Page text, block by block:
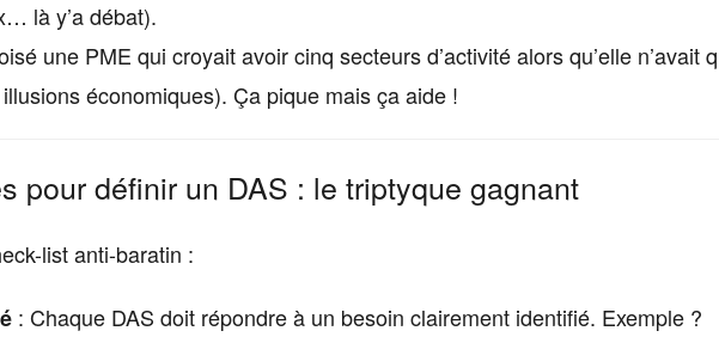
là y’a débat).
une PME qui croyait avoir cinq secteurs d’activité alors qu’elle n’avait
économiques). Ça pique mais ça aide !
pour définir un DAS : le triptyque gagnant
list anti-baratin :
: Chaque DAS doit répondre à un besoin clairement identifié. Exemple ?